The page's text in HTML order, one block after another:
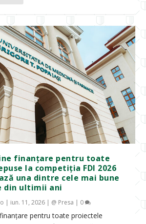
finanțare pentru toate
la competiția FDI 2026
una dintre cele mai bune
din ultimii ani
| iun. 11, 2026 | @ Presa | 0
pentru toate proiectele